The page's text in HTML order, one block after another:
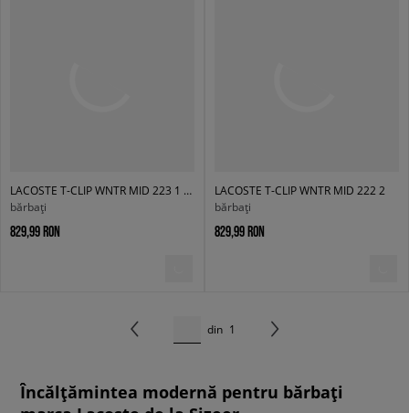
LACOSTE T-CLIP WNTR MID 223 1 SMA
bărbați
829,99 RON
LACOSTE T-CLIP WNTR MID 222 2
bărbați
829,99 RON
din 1
Încălțămintea modernă pentru bărbați